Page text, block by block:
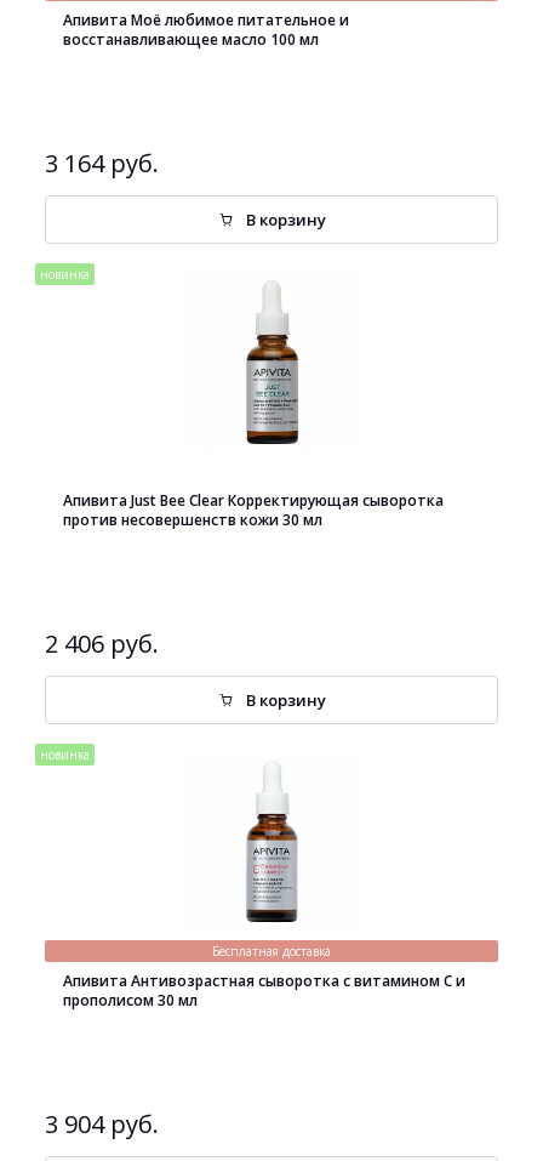
Апивита Моё любимое питательное и
восстанавливающее масло 100 мл
3 164 руб.
В корзину
новинка
Апивита Just Bee Clear Корректирующая сыворотка
против несовершенств кожи 30 мл
2 406 руб.
В корзину
новинка
Бесплатная доставка
Апивита Антивозрастная сыворотка с витамином С и
прополисом 30 мл
3 904 руб.